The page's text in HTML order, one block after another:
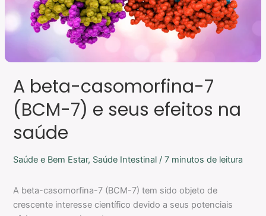
A beta-casomorfina-7
(BCM-7) e seus efeitos na
saúde
Saúde e Bem Estar, Saúde Intestinal /7 minutos de leitura
A beta-casomorfina-7 (BCM-7) tem sido objeto de
crescente interesse científico devido a seus potenciais
efeitos
na